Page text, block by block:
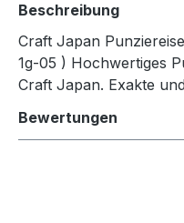
Beschreibung
Craft Japan
1g-05 ) Hochwertiges
Craft Japan. Exakte
Bewertungen